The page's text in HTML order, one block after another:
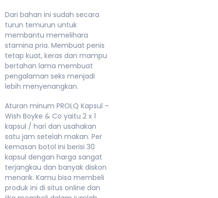
Dari bahan ini sudah secara
turun temurun untuk
membantu memelihara
stamina pria. Membuat penis
tetap kuat, keras dan mampu
bertahan lama membuat
pengalaman seks menjadi
lebih menyenangkan.
Aturan minum PROLQ Kapsul –
Wish Boyke & Co yaitu 2 x 1
kapsul / hari dan usahakan
satu jam setelah makan. Per
kemasan botol ini berisi 30
kapsul dengan harga sangat
terjangkau dan banyak diskon
menarik. Kamu bisa membeli
produk ini di situs online dan